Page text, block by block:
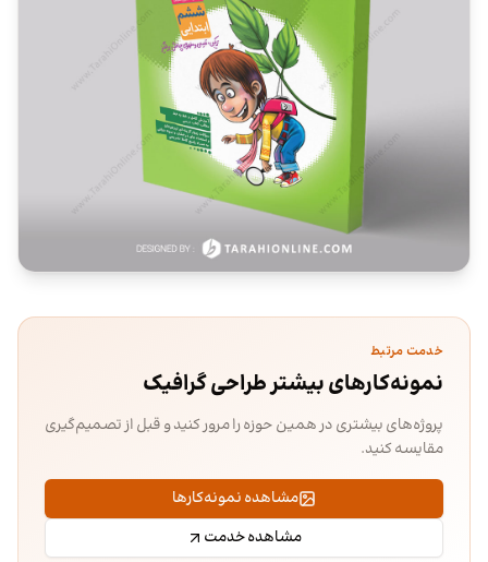
خدمت مرتبط
نمونه‌کارهای بیشتر طراحی گرافیک
پروژه‌های بیشتری در همین حوزه را مرور کنید و قبل از تصمیم‌گیری
مقایسه کنید.
مشاهده نمونه‌کارها
مشاهده خدمت